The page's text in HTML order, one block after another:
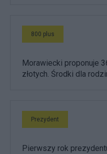
800 plus
Morawiecki proponuje
złotych. Środki dla
Prezydent
Pierwszy rok